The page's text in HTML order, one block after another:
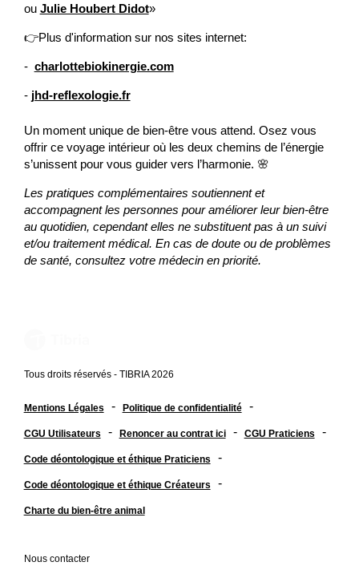
ou Julie Houbert Didot»
👉Plus d'information sur nos sites internet:
- charlottebiokinergie.com
- jhd-reflexologie.fr
Un moment unique de bien-être vous attend. Osez vous
offrir ce voyage intérieur où les deux chemins de l’énergie
s’unissent pour vous guider vers l’harmonie. 🌸
Les pratiques complémentaires soutiennent et
accompagnent les personnes pour améliorer leur bien-être
au quotidien, cependant elles ne substituent pas à un suivi
et/ou traitement médical. En cas de doute ou de problèmes
de santé, consultez votre médecin en priorité.
Tous droits réservés - TIBRIA 2026
Mentions Légales - Politique de confidentialité -
CGU Utilisateurs - Renoncer au contrat ici - CGU Praticiens -
Code déontologique et éthique Praticiens -
Code déontologique et éthique Créateurs -
Charte du bien-être animal
Nous contacter